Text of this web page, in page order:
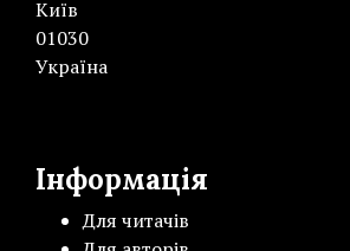
Київ
01030
Україна
Інформація
Для читачів